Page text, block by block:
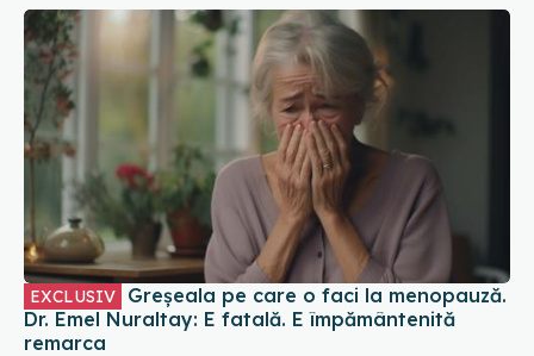
EXCLUSIV
Dr. Emel Nuraltay: E fatală. E împământenită
remarca